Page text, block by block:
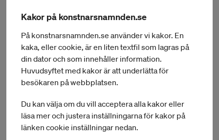
Christina Skarpari
Hon har lett mer än 30 projekt för att främja
samhällsengagemang, deltagandemetoder och innovation
inom samtida konst och design. Hon arbetar för närvarande
med sin doktorsexamen vid Central Saint Martins för att
utrotningshotade hantverksarv.
Kakor på konstnarsnamnden.se
På konstnarsnamnden.se använder vi kakor. En
kaka, eller cookie, är en liten textfil som lagras på
din dator och som innehåller information.
Huvudsyftet med kakor är att underlätta för
besökaren på webbplatsen.
Du kan välja om du vill acceptera alla kakor eller
läsa mer och justera inställningarna för kakor på
länken cookie inställningar nedan.